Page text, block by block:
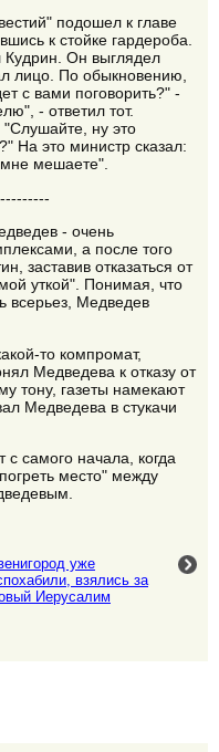
подошел к главе
к стойке гардероба.
Кудрин. Он выглядел
лицо. По обыкновению,
с вами поговорить?" -
- ответил тот.
ну это
На это министр сказал:
мешаете".
- очень
а после того
заставив отказаться от
уткой". Понимая, что
всерьез, Медведев
то компромат,
Медведева к отказу от
тону, газеты намекают
Медведева в стукачи
самого начала, когда
место" между
уже
взялись за
Иерусалим